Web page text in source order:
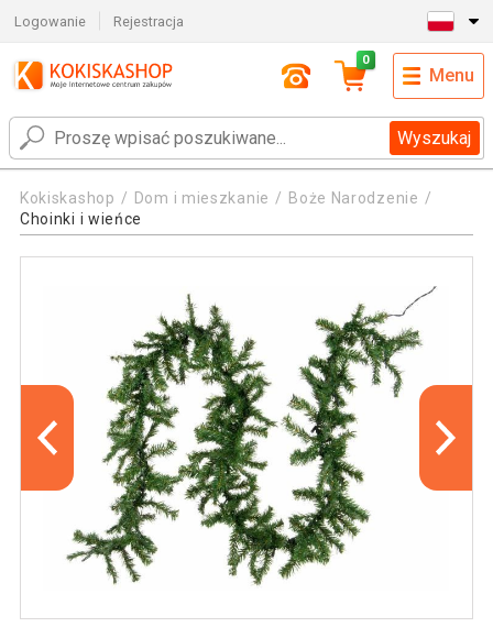
Logowanie Rejestracja
Wyszukaj
0
Menu
Kokiskashop Dom i mieszkanie
Boże Narodzenie
Choinki i wieńce